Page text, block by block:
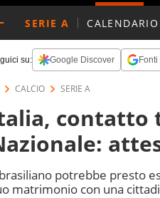
SERIE A CALENDARIO
su: Google Discover
CALCIO SERIE A
contatto
potrebbe presto
matrimonio con una